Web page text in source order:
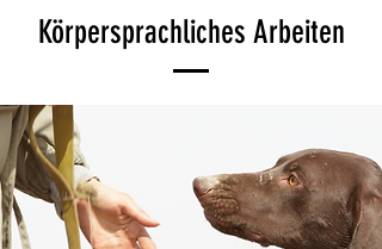
Körpersprachliches Arbeiten